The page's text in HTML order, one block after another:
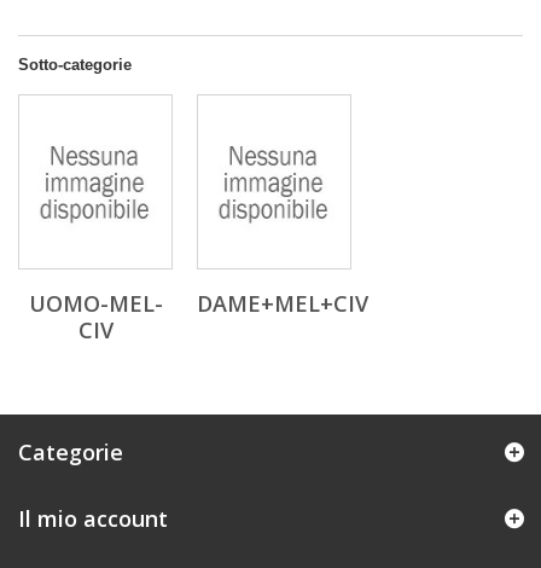
Sotto-categorie
UOMO-MEL-
CIV
DAME+MEL+CIV
Categorie
Il mio account